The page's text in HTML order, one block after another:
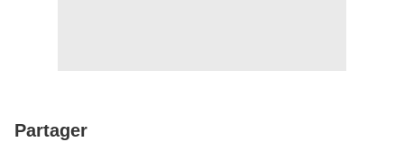
Partager